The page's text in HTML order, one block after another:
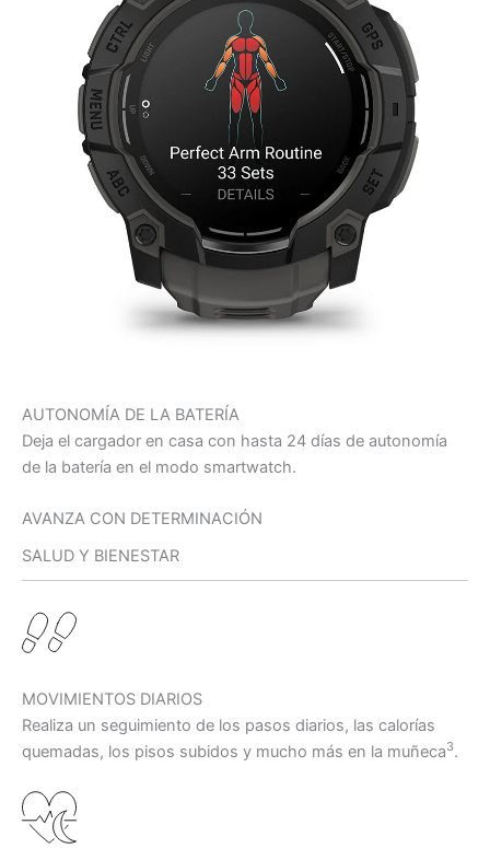
AUTONOMÍA DE LA BATERÍA
Deja el cargador en casa con hasta 24 días de autonomía
de la batería en el modo smartwatch.
AVANZA CON DETERMINACIÓN
SALUD Y BIENESTAR
MOVIMIENTOS DIARIOS
Realiza un seguimiento de los pasos diarios, las calorías
quemadas, los pisos subidos y mucho más en la muñeca3.